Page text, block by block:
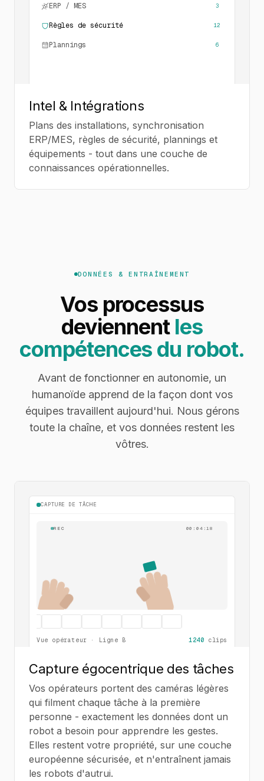
ERP / MES 3
Règles de sécurité 12
Plannings 6
Intel & Intégrations
Plans des installations, synchronisation
ERP/MES, règles de sécurité, plannings et
équipements - tout dans une couche de
connaissances opérationnelles.
DONNÉES & ENTRAÎNEMENT
Vos processus
deviennent les
compétences du robot.
Avant de fonctionner en autonomie, un
humanoïde apprend de la façon dont vos
équipes travaillent aujourd'hui. Nous gérons
toute la chaîne, et vos données restent les
vôtres.
CAPTURE DE TÂCHE
REC 00:04:18
Vue opérateur · Ligne B 1240 clips
Capture égocentrique des tâches
Vos opérateurs portent des caméras légères
qui filment chaque tâche à la première
personne - exactement les données dont un
robot a besoin pour apprendre les gestes.
Elles restent votre propriété, sur une couche
européenne sécurisée, et n'entraînent jamais
les robots d'autrui.